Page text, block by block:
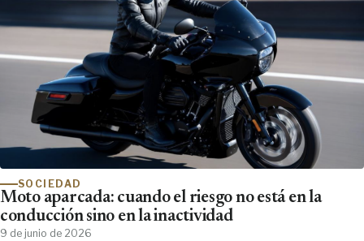
SOCIEDAD
Moto aparcada: cuando el riesgo no está en la
conducción sino en la inactividad
9 de junio de 2026